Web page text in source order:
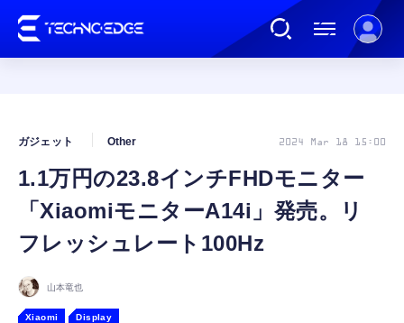
AI
ガジェット
1.1万円の23.8インチFHDモニター
「XiaomiモニターA14i」発売。リ
フレッシュレート100Hz
ガジェット Other 2024 Mar 18 15:00
山本竜也
Xiaomi Display